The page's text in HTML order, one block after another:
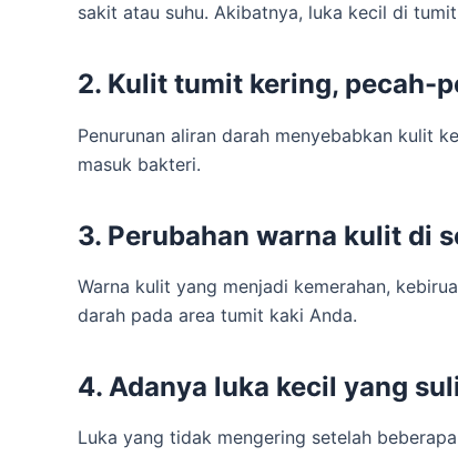
sakit atau suhu. Akibatnya, luka kecil di
2. Kulit tumit kering, pecah-
Penurunan aliran darah menyebabkan kulit
masuk bakteri.
3. Perubahan warna kulit di
Warna kulit yang menjadi kemerahan,
darah pada area tumit kaki Anda.
4. Adanya luka kecil yang
Luka yang tidak mengering setelah